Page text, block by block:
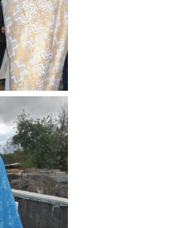
(с. Засулля)
(м. Кременчук)
(м. Лубни)
(м. Суми)
Помочі (м. Охтирка)
оо Василіян